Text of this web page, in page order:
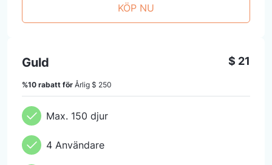
KÖP NU
Guld
%10 rabatt för Årlig $ 250
$ 21
Max. 150 djur
4 Användare